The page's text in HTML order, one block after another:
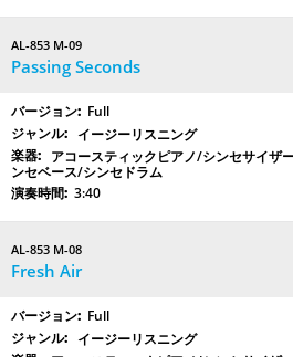
AL-853 M-09
Passing Seconds
Full
イージーリスニング
アコースティックピアノ/シンセサイザ
ンセベース/シンセドラム
3:40
AL-853 M-08
Fresh Air
Full
イージーリスニング